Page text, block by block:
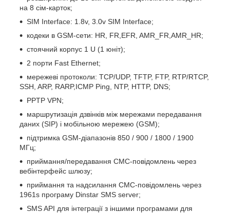
на 8 сім-карток;
SIM Interface: 1.8v, 3.0v SIM Interface;
кодеки в GSM-сети: HR, FR,EFR, AMR_FR,AMR_HR;
стоячний корпус 1 U (1 юніт);
2 порти Fast Ethernet;
мережеві протоколи: TCP/UDP, TFTP, FTP, RTP/RTCP,
SSH, ARP, RARP,ICMP Ping, NTP, HTTP, DNS;
PPTP VPN;
маршрутизація дзвінків між мережами передавання
даних (SIP) і мобільною мережею (GSM);
підтримка GSM-діапазонів 850 / 900 / 1800 / 1900
МГц;
приймання/передавання СМС-повідомлень через
вебінтерфейс шлюзу;
приймання та надсилання СМС-повідомлень через
1961s програму Dinstar SMS server;
SMS API для інтеграції з іншими програмами для